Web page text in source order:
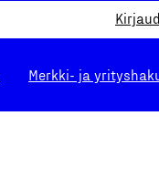
Merkki- ja